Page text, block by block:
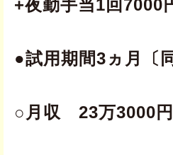
+夜勤手当1回7000
●試用期間3ヵ月〔
○月収 23万3000